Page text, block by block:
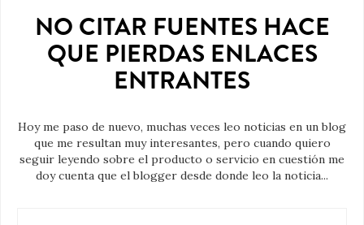
NO CITAR FUENTES HACE
QUE PIERDAS ENLACES
ENTRANTES
Hoy me paso de nuevo, muchas veces leo noticias en un blog
que me resultan muy interesantes, pero cuando quiero
seguir leyendo sobre el producto o servicio en cuestión me
doy cuenta que el blogger desde donde leo la noticia...